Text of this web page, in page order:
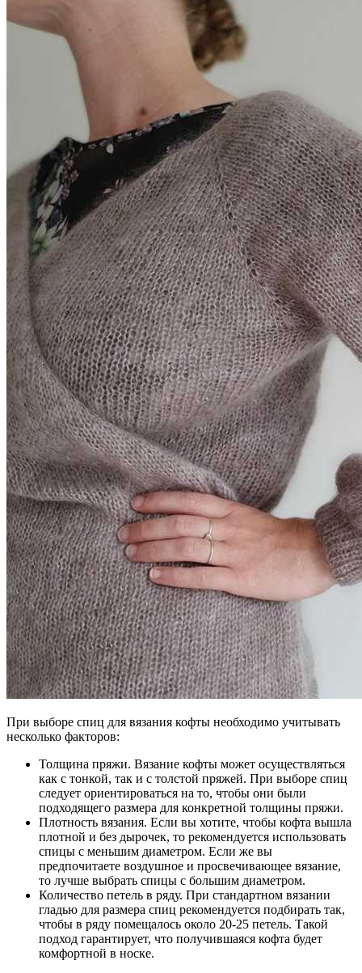
При выборе спиц для вязания кофты необходимо учитывать
несколько факторов:
Толщина пряжи. Вязание кофты может осуществляться
как с тонкой, так и с толстой пряжей. При выборе спиц
следует ориентироваться на то, чтобы они были
подходящего размера для конкретной толщины пряжи.
Плотность вязания. Если вы хотите, чтобы кофта вышла
плотной и без дырочек, то рекомендуется использовать
спицы с меньшим диаметром. Если же вы
предпочитаете воздушное и просвечивающее вязание,
то лучше выбрать спицы с большим диаметром.
Количество петель в ряду. При стандартном вязании
гладью для размера спиц рекомендуется подбирать так,
чтобы в ряду помещалось около 20-25 петель. Такой
подход гарантирует, что получившаяся кофта будет
комфортной в носке.